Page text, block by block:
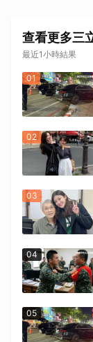
查看更多三
最近1小時結果
01
02
03
04
05